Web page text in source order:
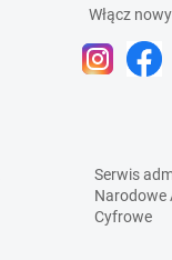
Włącz
Serwis
Narodowe
Cyfrowe